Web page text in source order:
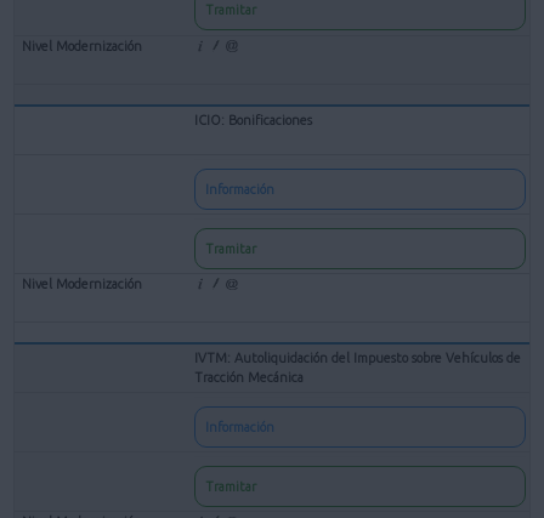
Tramitar
ICIO: Bonificaciones
Información
Tramitar
IVTM: Autoliquidación del Impuesto sobre Vehículos de
Tracción Mecánica
Información
Tramitar